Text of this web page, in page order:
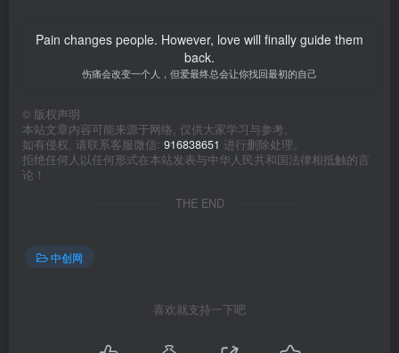
Pain changes people. However, love will finally guide them
back.
伤痛会改变一个人，但爱最终总会让你找回最初的自己
© 版权声明
本站文章内容可能来源于网络, 仅供大家学习与参考,
如有侵权, 请联系客服微信: 916838651 进行删除处理。
拒绝任何人以任何形式在本站发表与中华人民共和国法律相抵触的言
论！
THE END
中创网
喜欢就支持一下吧